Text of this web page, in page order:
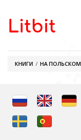
КНИГИ НА ПОЛЬСКОМ